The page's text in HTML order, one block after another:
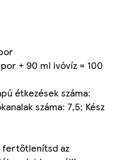
+ 90 ml ivóvíz = 100
étkezések száma:
száma: 7,5; Kész
fertőtlenítsd az